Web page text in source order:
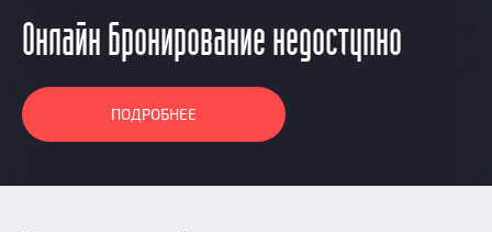
Онлайн бронирование недоступно
ПОДРОБНЕЕ